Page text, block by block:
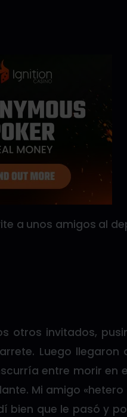
a unos amigos al
otros invitados,
Luego llegaron
entre morir en
Mi amigo
que le pasó y